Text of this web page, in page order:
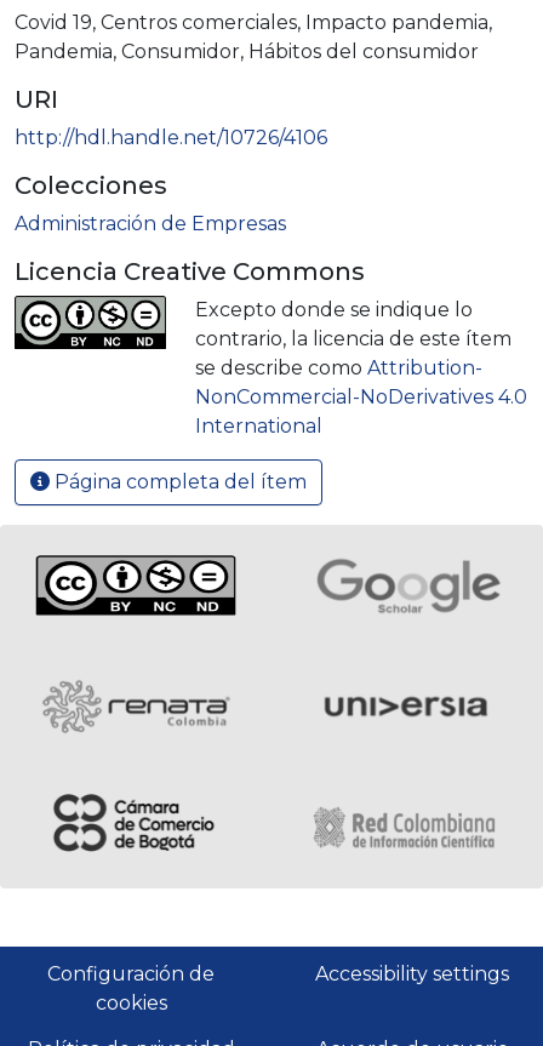
Covid 19, Centros comerciales, Impacto pandemia,
Pandemia, Consumidor, Hábitos del consumidor
URI
http://hdl.handle.net/10726/4106
Colecciones
Administración de Empresas
Licencia Creative Commons
Excepto donde se indique lo
contrario, la licencia de este ítem
se describe como Attribution-
NonCommercial-NoDerivatives 4.0
International
Página completa del ítem
Configuración de
cookies
Accessibility settings